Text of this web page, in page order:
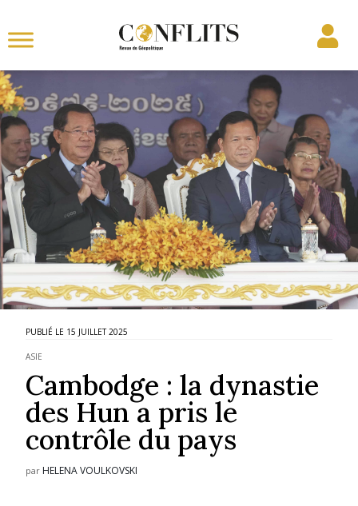
15 JUILLET 2025
ASIE
Cambodge : la dynastie
des Hun a pris le
contrôle du pays
par HELENA VOULKOVSKI